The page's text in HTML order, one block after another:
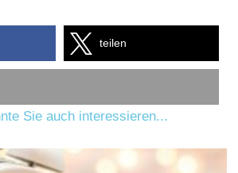
teilen
Sie auch interessieren...